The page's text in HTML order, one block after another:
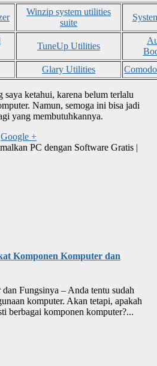
Winzip system utilities
suite
TuneUp Utilities
Glary Utilities
ketahui, karena belum terlalu
Namun, semoga ini bisa jadi
yang membutuhkannya.
Google +
PC dengan Software Gratis |
Komponen Komputer dan
Fungsinya – Anda tentu sudah
komputer. Akan tetapi, apakah
berbagai komponen komputer?...